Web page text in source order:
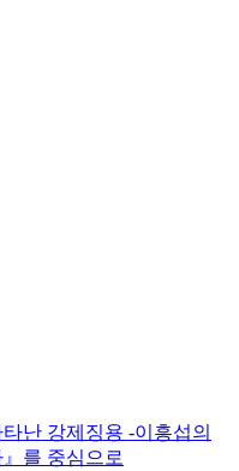
난 강제징용 -이흥섭의
』를 중심으로